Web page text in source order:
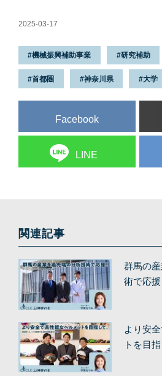
2025-03-17
機械振興補助事業 研究補助
首都圏 神奈川県 大学
Facebook
LINE
関連記事
群馬の
術で応援
より安
トを目指